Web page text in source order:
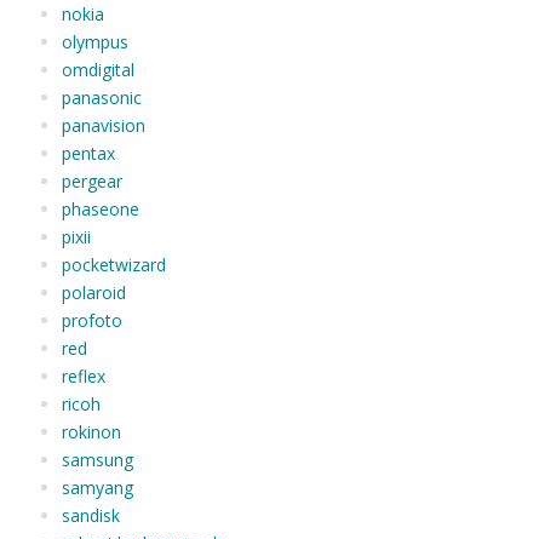
nokia
olympus
omdigital
panasonic
panavision
pentax
pergear
phaseone
pixii
pocketwizard
polaroid
profoto
red
reflex
ricoh
rokinon
samsung
samyang
sandisk